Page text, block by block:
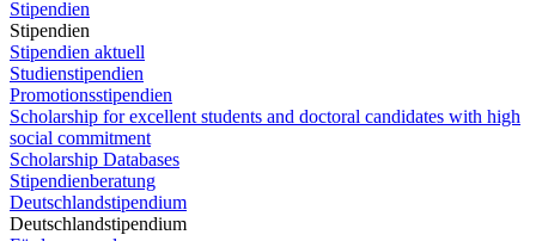
Stipendien
Stipendien
Stipendien aktuell
Studienstipendien
Promotionsstipendien
Scholarship for excellent students and doctoral candidates with high
social commitment
Scholarship Databases
Stipendienberatung
Deutschlandstipendium
Deutschlandstipendium